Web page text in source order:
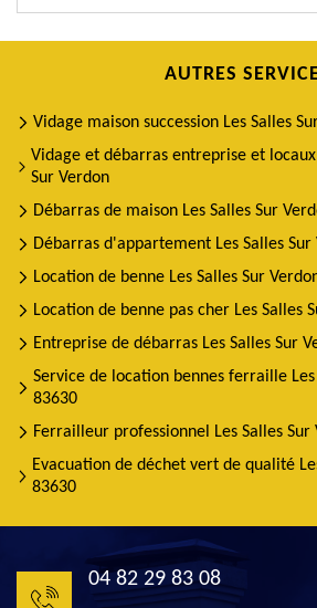
AUTRES
Vidage maison succession Les Salles
Vidage et débarras entreprise et
Sur Verdon
Débarras de maison Les Salles Sur
Débarras d'appartement Les Salles Sur
Location de benne Les Salles Sur
Location de benne pas cher Les Salles
Entreprise de débarras Les Salles Sur
Service de location bennes ferraille Les
83630
Ferrailleur professionnel Les Salles Sur
Evacuation de déchet vert de qualité
83630
04 82 29 83 08